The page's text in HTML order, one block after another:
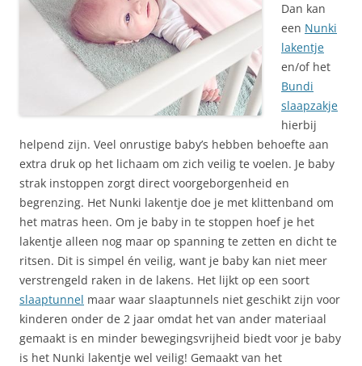
Dan kan
een Nunki
lakentje
en/of het
Bundi
slaapzakje
hierbij
helpend zijn. Veel onrustige baby’s hebben behoefte aan
extra druk op het lichaam om zich veilig te voelen. Je baby
strak instoppen zorgt direct voorgeborgenheid en
begrenzing. Het Nunki lakentje doe je met klittenband om
het matras heen. Om je baby in te stoppen hoef je het
lakentje alleen nog maar op spanning te zetten en dicht te
ritsen. Dit is simpel én veilig, want je baby kan niet meer
verstrengeld raken in de lakens. Het lijkt op een soort
slaaptunnel maar waar slaaptunnels niet geschikt zijn voor
kinderen onder de 2 jaar omdat het van ander materiaal
gemaakt is en minder bewegingsvrijheid biedt voor je baby
is het Nunki lakentje wel veilig! Gemaakt van het